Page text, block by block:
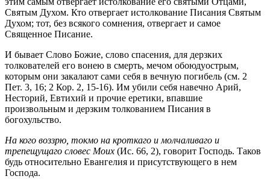
Святым Духом. Кто отвергает истолкование Писания Святым
Духом; тот, без всякого сомнения, отвергает и самое
Священное Писание.
И бывает Слово Божие, слово спасения, для дерзких
толкователей его вонею в смерть, мечом обоюдуострым,
которым они закалают сами себя в вечную погибель (см. 2
Пет. 3, 16; 2 Кор. 2, 15-16). Им убили себя навечно Арий,
Несторий, Евтихий и прочие еретики, впавшие
произвольным и дерзким толкованием Писания в
богохульство.
На кого воззрю, токмо на кроткаго и молчаливаго и
трепещущаго словес Моих (Ис. 66, 2), говорит Господь. Таков
будь относительно Евангелия и присутствующего в нем
Господа.